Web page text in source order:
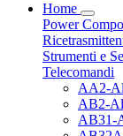
Home
Power
Strumenti e
Telecomandi
AA2-
AB2-
AB31-